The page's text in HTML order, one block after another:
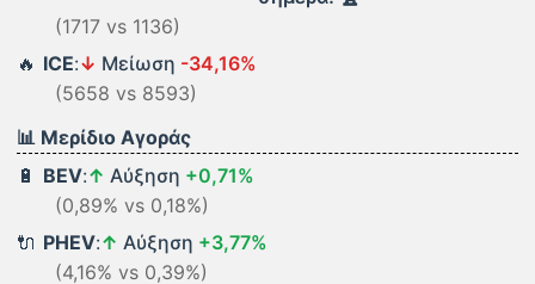
(1717 vs 1136)
🔥 ICE:↓ Μείωση -34,16%
(5658 vs 8593)
📊 Μερίδιο Αγοράς
🔋 BEV:↑ Αύξηση +0,71%
(0,89% vs 0,18%)
🔌 PHEV:↑ Αύξηση +3,77%
(4,16% vs 0,39%)